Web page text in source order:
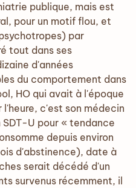
publique, mais est
pour un motif flou, et
par
tout dans ses
d'années
du comportement dans
HO qui avait à l'époque
c'est son médecin
U pour « tendance
depuis environ
d'abstinence), date à
serait décédé d'un
survenus récemment, il